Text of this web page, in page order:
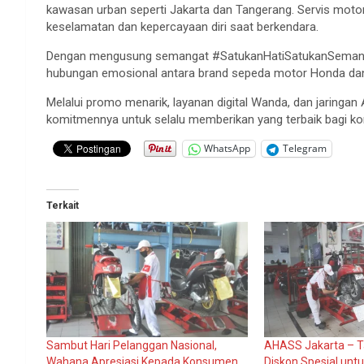
kawasan urban seperti Jakarta dan Tangerang. Servis
keselamatan dan kepercayaan diri saat berkendara.
Dengan mengusung semangat
hubungan emosional antara brand sepeda motor Honda
Melalui promo menarik, layanan digital Wanda, dan jaringan
komitmennya untuk selalu memberikan yang terbaik bagi
WhatsApp Telegram
Terkait
Sambut Hari Pelanggan Nasional,
AHASS Jakarta –